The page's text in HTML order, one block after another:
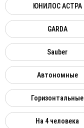
ЮНИЛОС АСТРА
GARDA
Sauber
Автономные
Горизонтальные
На 4 человека